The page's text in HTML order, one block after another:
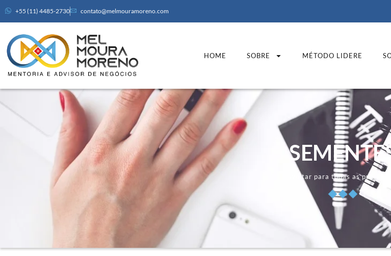
+55 (11) 4485-2730 contato@melmouramoreno.com
HOME SOBRE MÉTODO LIDERE
Voltar para todas as